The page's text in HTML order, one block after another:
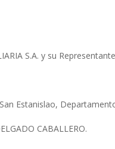
S.A. y su
Estanislao,
CABALLERO.